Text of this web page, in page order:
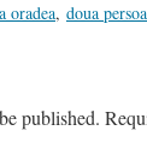
oradea, doua
published.